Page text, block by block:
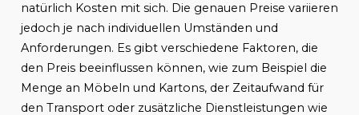
natürlich Kosten mit sich. Die genauen Preise variieren
jedoch je nach individuellen Umständen und
Anforderungen. Es gibt verschiedene Faktoren, die
den Preis beeinflussen können, wie zum Beispiel die
Menge an Möbeln und Kartons, der Zeitaufwand für
den Transport oder zusätzliche Dienstleistungen wie